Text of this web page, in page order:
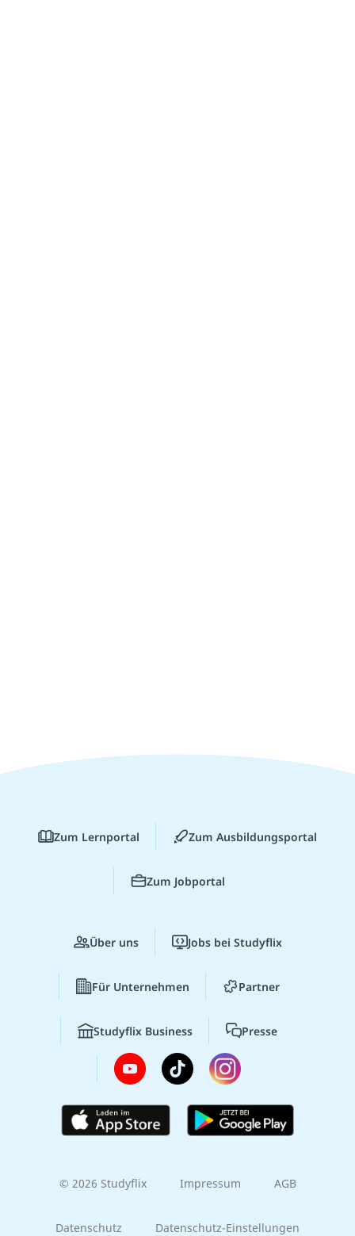
Zum Lernportal Zum Ausbildungsportal
Zum Jobportal
Über uns Jobs bei Studyflix
Für Unternehmen Partner
Studyflix Business Presse
© 2026 Studyflix Impressum AGB
Datenschutz Datenschutz-Einstellungen